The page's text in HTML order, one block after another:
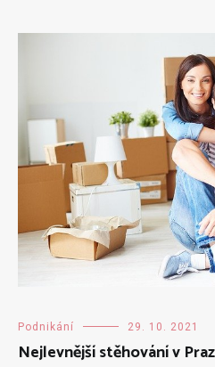
Podnikání 29. 10. 2021
Nejlevnější stěhování v